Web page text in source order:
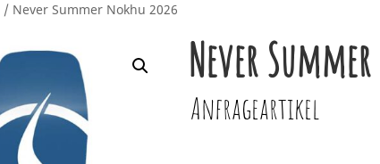
/ Never Summer Nokhu 2026
Never
Anfrageartikel